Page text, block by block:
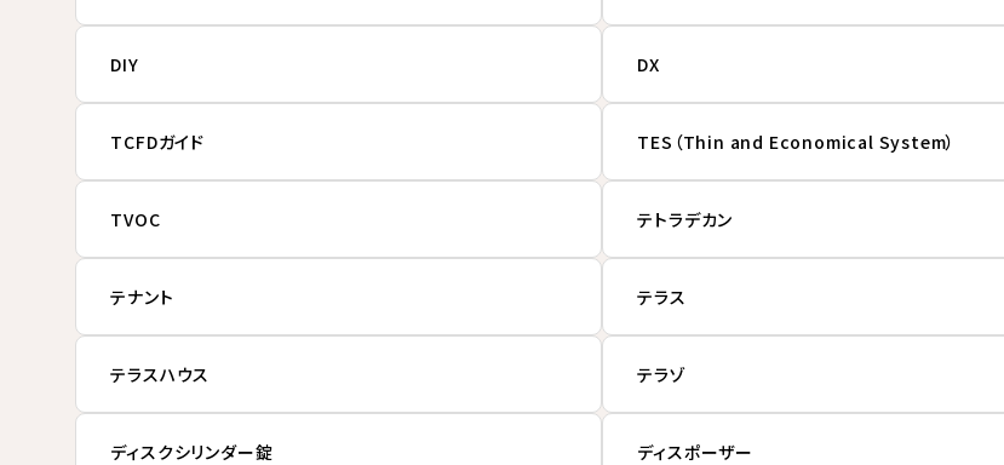
DIY DX
TCFDガイド TES（Thin and Economical System）
TVOC テトラデカン
テナント テラス
テラスハウス テラゾ
ディスクシリンダー錠 ディスポーザー